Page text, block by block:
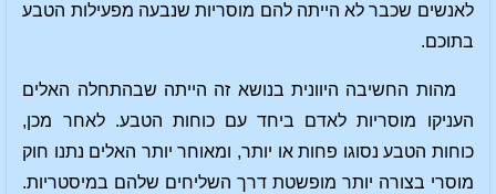
לאנשים שכבר לא הייתה להם מוסריות שנבעה מפעילות הטבע
בתוכם.
מהות החשיבה היוונית בנושא זה הייתה שבהתחלה האלים
העניקו מוסריות לאדם ביחד עם כוחות הטבע. לאחר מכן,
כוחות הטבע נסוגו פחות או יותר, ומאוחר יותר האלים נתנו חוק
מוסרי בצורה יותר מופשטת דרך השליחים שלהם במיסטריות.